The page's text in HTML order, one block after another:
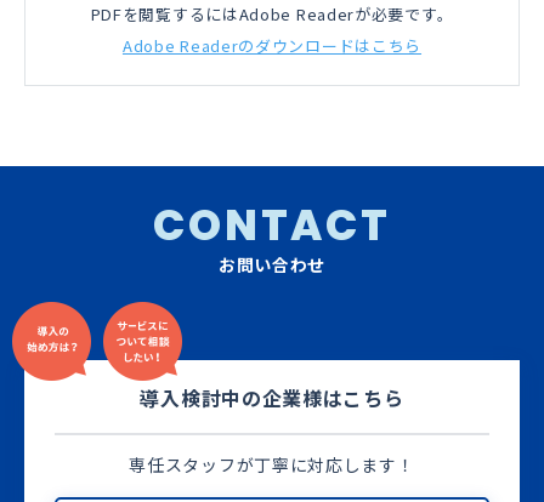
PDFを閲覧するにはAdobe Readerが必要です。
Adobe Readerのダウンロードはこちら
CONTACT
お問い合わせ
導入検討中の企業様はこちら
専任スタッフが丁寧に対応します！